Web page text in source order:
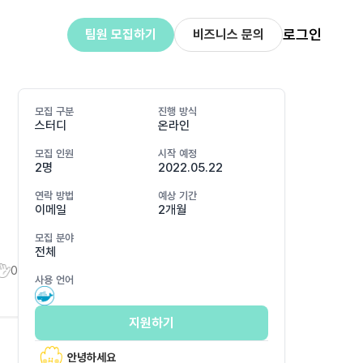
팀원 모집하기 비즈니스 문의 로그인
0
모집 구분
스터디
진행 방식
온라인
모집 인원
2명
시작 예정
2022.05.22
연락 방법
이메일
예상 기간
2개월
모집 분야
전체
사용 언어
지원하기
안녕하세요